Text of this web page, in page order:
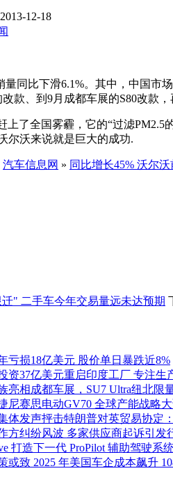
12-18
量同比下滑6.1%。其中，中国市
款、到9月成都车展的S80改款
了全国雾霾，它的“过滤PM2.5
尔沃来说就是巨大的成功.
汽车信息网 » 同比增长45% 沃尔
" 二手车今年交易量远未达预期
亏损18亿美元 股价单日暴跌近8%
资37亿美元重启印度工厂 专注生
亮相成都车展，SU7 Ultra纽北限
尼赛思电动GV70 全球产能战略
体发声抨击特朗普对英贸易协定
方纠纷风波 多家供应商起诉引发
打造下一代 ProPilot 辅助驾驶系
或致 2025 年美国车企成本飙升